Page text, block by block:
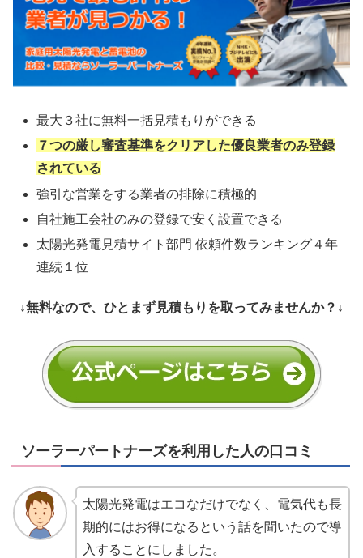
最大３社に無料一括見積もりができる
７つの厳し審査基準をクリアした優良業者のみ登録
されている
強引な営業をする業者の排除に積極的
自社施工会社のみの登録で安く設置できる
太陽光発電見積サイト部門 依頼件数ランキング４年
連続１位
↓無料なので、ひとまず見積もりを取ってみませんか？↓
ソーラーパートナーズを利用した人の口コミ
太陽光発電はエコなだけでなく、電気代も長
期的にはお得になるという話を聞いたので導
入することにしました。